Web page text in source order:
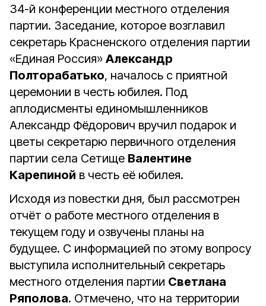
34-й конференции местного отделения
партии. Заседание, которое возглавил
секретарь Красненского отделения партии
«Единая Россия» Александр
Полторабатько, началось с приятной
церемонии в честь юбилея. Под
аплодисменты единомышленников
Александр Фёдорович вручил подарок и
цветы секретарю первичного отделения
партии села Сетище Валентине
Карепиной в честь её юбилея.
Исходя из повестки дня, был рассмотрен
отчёт о работе местного отделения в
текущем году и озвучены планы на
будущее. С информацией по этому вопросу
выступила исполнительный секретарь
местного отделения партии Светлана
Ряполова. Отмечено, что на территории